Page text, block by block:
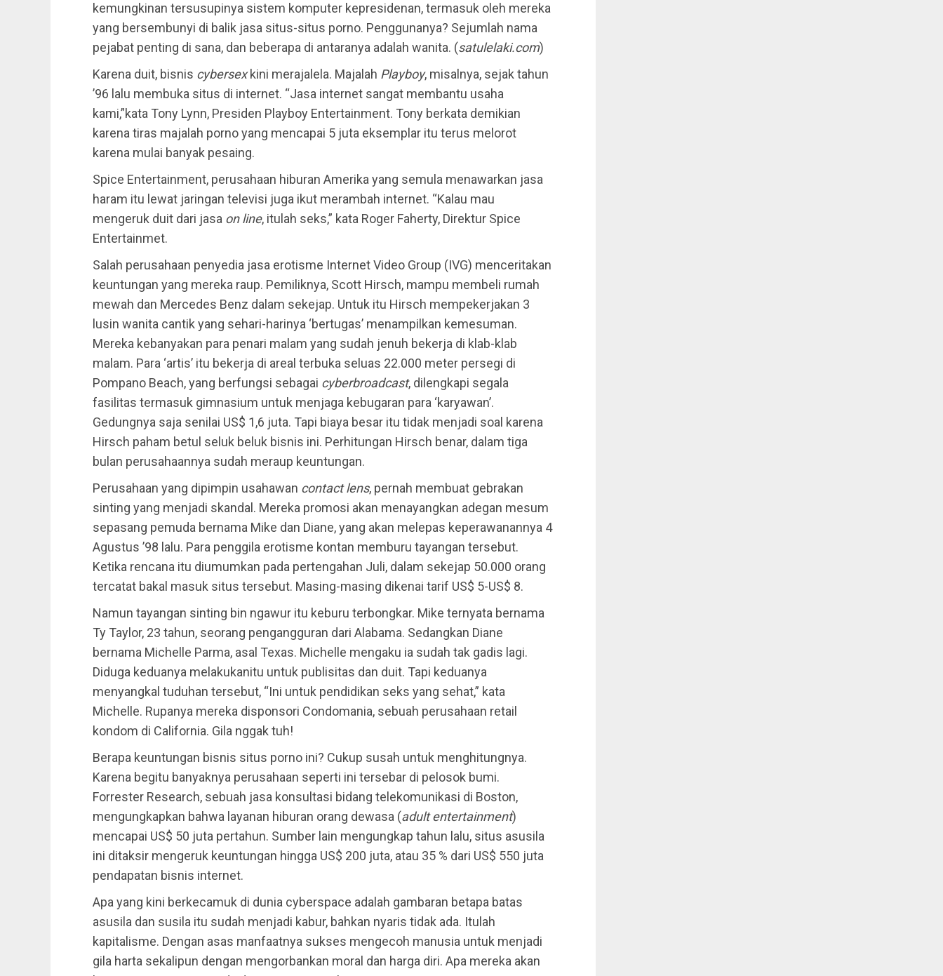
kemungkinan tersusupinya sistem komputer kepresidenan, termasuk oleh mereka
yang bersembunyi di balik jasa situs-situs porno. Penggunanya? Sejumlah nama
pejabat penting di sana, dan beberapa di antaranya adalah wanita. (satulelaki.com)
Karena duit, bisnis cybersexkini merajalela. Majalah Playboy, misalnya, sejak tahun
’96 lalu membuka situs di internet. “Jasa internet sangat membantu usaha
kami,”kata Tony Lynn, Presiden Playboy Entertainment. Tony berkata demikian
karena tiras majalah porno yang mencapai 5 juta eksemplar itu terus melorot
karena mulai banyak pesaing.
Spice Entertainment, perusahaan hiburan Amerika yang semula menawarkan jasa
haram itu lewat jaringan televisi juga ikut merambah internet. “Kalau mau
mengeruk duit dari jasa on line, itulah seks,” kata Roger Faherty, Direktur Spice
Entertainmet.
Salah perusahaan penyedia jasa erotisme Internet Video Group (IVG) menceritakan
keuntungan yang mereka raup. Pemiliknya, Scott Hirsch, mampu membeli rumah
mewah dan Mercedes Benz dalam sekejap. Untuk itu Hirsch mempekerjakan 3
lusin wanita cantik yang sehari-harinya ‘bertugas’ menampilkan kemesuman.
Mereka kebanyakan para penari malam yang sudah jenuh bekerja di klab-klab
malam. Para ‘artis’ itu bekerja di areal terbuka seluas 22.000 meter persegi di
Pompano Beach, yang berfungsi sebagai cyberbroadcast, dilengkapi segala
fasilitas termasuk gimnasium untuk menjaga kebugaran para ‘karyawan’.
Gedungnya saja senilai US$ 1,6 juta. Tapi biaya besar itu tidak menjadi soal karena
Hirsch paham betul seluk beluk bisnis ini. Perhitungan Hirsch benar, dalam tiga
bulan perusahaannya sudah meraup keuntungan.
Perusahaan yang dipimpin usahawan contact lens, pernah membuat gebrakan
sinting yang menjadi skandal. Mereka promosi akan menayangkan adegan mesum
sepasang pemuda bernama Mike dan Diane, yang akan melepas keperawanannya 4
Agustus ’98 lalu. Para penggila erotisme kontan memburu tayangan tersebut.
Ketika rencana itu diumumkan pada pertengahan Juli, dalam sekejap 50.000 orang
tercatat bakal masuk situs tersebut. Masing-masing dikenai tarif US$ 5-US$ 8.
Namun tayangan sinting bin ngawur itu keburu terbongkar. Mike ternyata bernama
Ty Taylor, 23 tahun, seorang pengangguran dari Alabama. Sedangkan Diane
bernama Michelle Parma, asal Texas. Michelle mengaku ia sudah tak gadis lagi.
Diduga keduanya melakukanitu untuk publisitas dan duit. Tapi keduanya
menyangkal tuduhan tersebut, “Ini untuk pendidikan seks yang sehat,” kata
Michelle. Rupanya mereka disponsori Condomania, sebuah perusahaan retail
kondom di California. Gila nggak tuh!
Berapa keuntungan bisnis situs porno ini? Cukup susah untuk menghitungnya.
Karena begitu banyaknya perusahaan seperti ini tersebar di pelosok bumi.
Forrester Research, sebuah jasa konsultasi bidang telekomunikasi di Boston,
mengungkapkan bahwa layanan hiburan orang dewasa (adult entertainment)
mencapai US$ 50 juta pertahun. Sumber lain mengungkap tahun lalu, situs asusila
ini ditaksir mengeruk keuntungan hingga US$ 200 juta, atau 35 % dari US$ 550 juta
pendapatan bisnis internet.
Apa yang kini berkecamuk di dunia cyberspace adalah gambaran betapa batas
asusila dan susila itu sudah menjadi kabur, bahkan nyaris tidak ada. Itulah
kapitalisme. Dengan asas manfaatnya sukses mengecoh manusia untuk menjadi
gila harta sekalipun dengan mengorbankan moral dan harga diri. Apa mereka akan